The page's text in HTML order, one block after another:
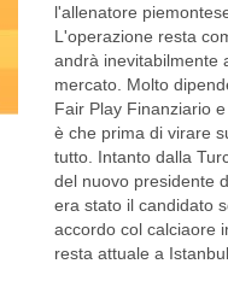
l'allenatore
L'operazione resta
andrà inevitabilmente
mercato. Molto
Fair Play Finanziario
è che prima di virare
tutto. Intanto dalla
del nuovo presidente
era stato il candidato
accordo col calciaore
resta attuale a